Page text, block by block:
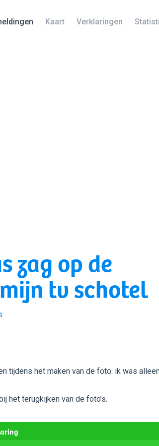
Kaart Verklaringen
zag op de
tv schotel
tijdens het maken van de foto. ik was
het terugkijken van de foto’s.